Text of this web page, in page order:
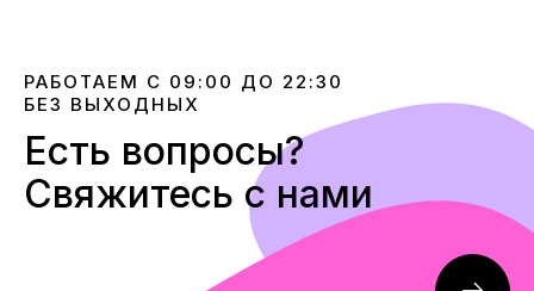
РАБОТАЕМ С 09:00 ДО 22:30
БЕЗ ВЫХОДНЫХ
Есть вопросы?
Свяжитесь с нами